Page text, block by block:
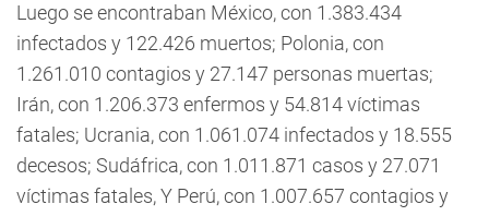
Luego se encontraban México, con 1.383.434
infectados y 122.426 muertos; Polonia, con
1.261.010 contagios y 27.147 personas muertas;
Irán, con 1.206.373 enfermos y 54.814 víctimas
fatales; Ucrania, con 1.061.074 infectados y 18.555
decesos; Sudáfrica, con 1.011.871 casos y 27.071
víctimas fatales, Y Perú, con 1.007.657 contagios y